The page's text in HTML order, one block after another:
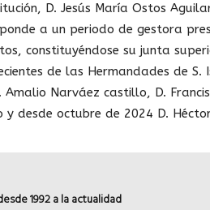
D. Jesús María Ostos
a un periodo de gestora
constituyéndose su junta
de las Hermandades de
Amalio Narváez castillo, D.
y desde octubre de 2024 D.
1992 a la actualidad